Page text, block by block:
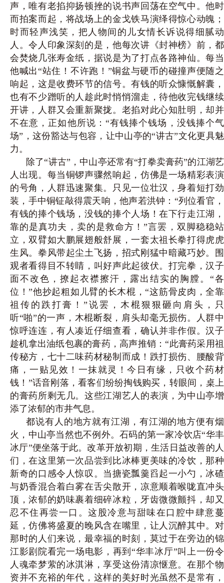
声，唯有老掐抑扬顿挫的说书声回荡在空气中。他时
而拍案而起，将战场上的金戈铁马演绎得惊心动魄；
时而轻声浅笑，把人物间的儿女情长诉说得细腻动
人。令人印象深刻的是，他每次讲《封神榜》前，都
会焚烧几张寿金纸，据说是为了打点各路神仙。每当
他喊出“站住！不许跑！”铜盆与硬币的碰撞声便随之
响起，这是收费环节的信号。有钱的听众慷慨解囊，
也有不少蹭听的人趁此时悄悄溜走，待他收完钱继续
开讲，人群又会重新聚拢。老掐对此心知肚明，却并
不在意，正如他所说：“有钱捧个钱场，没钱捧个气
场”，这份豁达与包容，让中山亭的“讲古”文化更具魅
力。
除了“讲古”，中山亭还常有“打拳卖膏药”的江湖艺
人出现。每当铜锣声骤然响起，仿佛是一场精彩表演
的号角，人群迅速聚集。只见一位壮汉，身着短打劲
装，手中铜钲敲得震天响，他声若洪钟：“列位看官，
有钱的捧个钱场，没钱的捧个人场！在下行走江湖，
靠的是真功夫，卖的是救命方！”言罢，双脚稳稳站
立，双臂如大鹏展翅般舒展，一套太祖长拳打得虎虎
生风。拳风带起尘土飞扬，招式刚猛中暗藏巧妙。围
观者看得目不转睛，叫好声此起彼伏。打完拳，汉子
面不改色，撩起衣襟擦汗，露出结实的胸膛。 “各
位！”他抄起粗如儿臂的长木棍，“这筋骨皮肉，全靠
祖传的跌打膏！”说罢，木棍狠狠砸向肩头，只
听“啪”的一声，木棍断裂，肩头却毫无损伤。人群中
惊呼连连，有人凑近仔细查看，确认并非作假。汉子
趁机拿出油纸包裹的膏药，高声推销：“此膏药采用祖
传秘方，七十二味药材秘制而成！跌打损伤、腰酸背
痛，一贴见效！一抹就灵！今日有缘，只收个药材
钱！ ”话音刚落，看客们纷纷掏钱购买，转眼间，桌上
的膏药所剩无几。这些江湖艺人的表演，为中山亭增
添了浓郁的市井气息。
都说有人的地方就有江湖，有江湖的地方便有烟
火，中山亭当然也不例外。石码的第一家冷饮店“华丰
冰厅”便坐落于此。改革开放初期，生活日益改善的人
们，在这里第一次品尝到比冰棒更美味的冷饮，那种
新奇的口感令人惊叹。当搪瓷瓢羹舀起一小勺，冰碴
与奶香混合着白雾在舌尖散开，凉意顺着喉咙直冲头
顶，浓郁的奶味裹着细碎冰粒，牙齿微微颤抖，却又
忍不住再尝一口。这股冷意与甜味在口腔中肆意蔓
延，仿佛将盛夏的晚风含在嘴里，让人沉醉其中。对
那时的人们来说，最幸福的时刻，莫过于在旁边的锦
江影剧院看完一场电影，再到“华丰冰厅”叫上一份令
人魂牵梦萦的冰淇淋，享受这份清凉惬意。在那个物
资并不充裕的年代，这样的美好时光虽然不是常有，